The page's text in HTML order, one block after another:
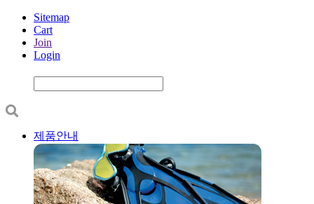
Sitemap
Cart
Join
Login
제품안내